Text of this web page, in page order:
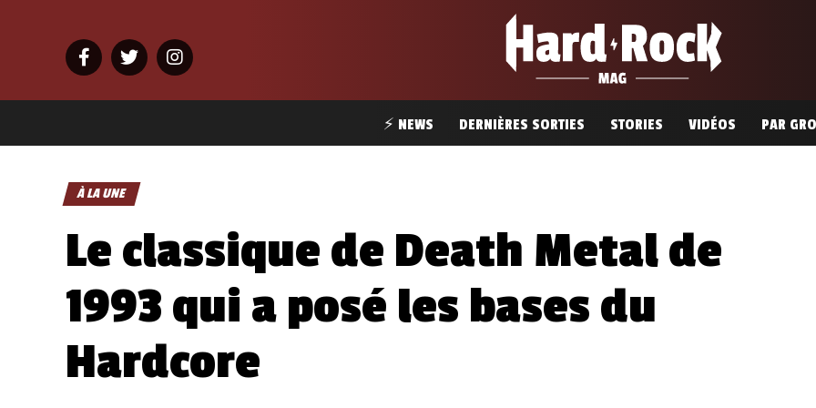
⚡ NEWS DERNIÈRES SORTIES STORIES VIDÉOS PAR
À LA UNE
Le classique de Death Metal de
1993 qui a posé les bases du
Hardcore